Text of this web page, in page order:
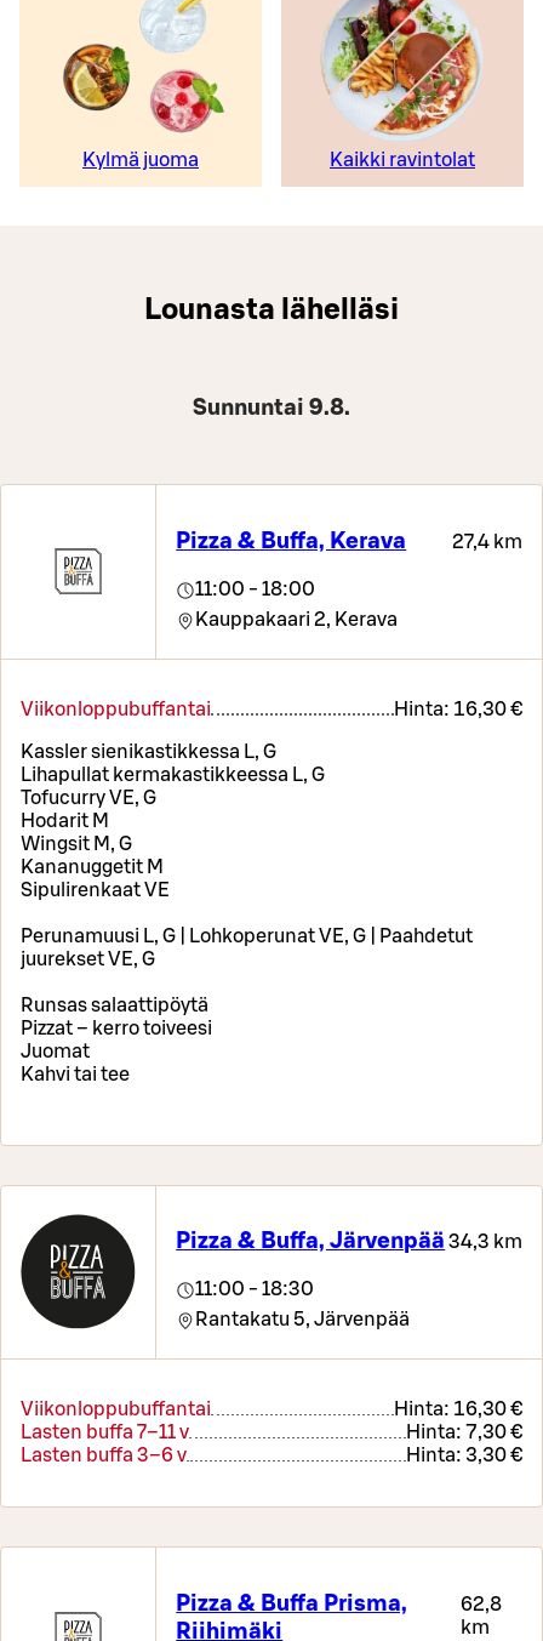
Kylmä juoma Kaikki ravintolat
Lounasta lähelläsi
Sunnuntai 9.8.
Pizza & Buffa, Kerava 27,4 km
11:00 - 18:00
Kauppakaari 2, Kerava
Viikonloppubuffantai Hinta: 16,30 €
Kassler sienikastikkessa L, G
Lihapullat kermakastikkeessa L, G
Tofucurry VE, G
Hodarit M
Wingsit M, G
Kananuggetit M
Sipulirenkaat VE
Perunamuusi L, G | Lohkoperunat VE, G | Paahdetut
juurekset VE, G
Runsas salaattipöytä
Pizzat – kerro toiveesi
Juomat
Kahvi tai tee
Pizza & Buffa, Järvenpää 34,3 km
11:00 - 18:30
Rantakatu 5, Järvenpää
Viikonloppubuffantai Hinta: 16,30 €
Lasten buffa 7–11 v
Hinta: 7,30 €
Lasten buffa 3–6 v
Hinta: 3,30 €
Pizza & Buffa Prisma,
Riihimäki
62,8
km